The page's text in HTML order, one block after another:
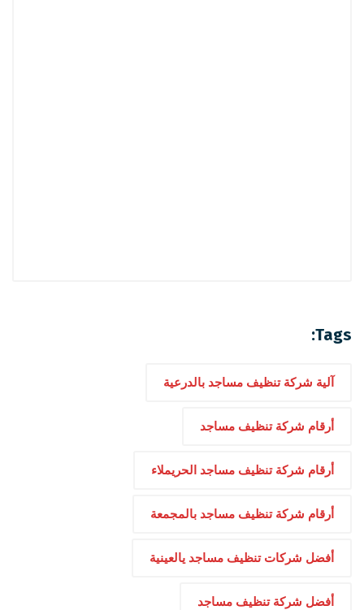
Tags:
آلية شركة تنظيف مساجد بالدرعية
أرقام شركة تنظيف مساجد
أرقام شركة تنظيف مساجد الحريملاء
أرقام شركة تنظيف مساجد بالمجمعة
أفضل شركات تنظيف مساجد يالعينية
أفضل شركة تنظيف مساجد